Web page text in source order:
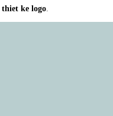
thiet ke logo.